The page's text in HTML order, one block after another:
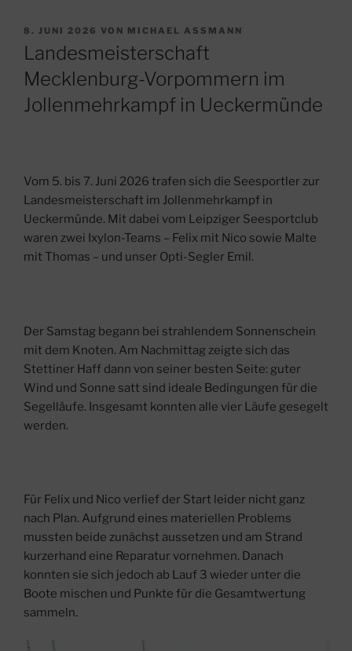
VERÖFFENTLICHT
AM
8. JUNI 2026 VON MICHAEL ASSMANN
Landesmeisterschaft
Mecklenburg-Vorpommern im
Jollenmehrkampf in Ueckermünde
Vom 5. bis 7. Juni 2026 trafen sich die Seesportler zur
Landesmeisterschaft im Jollenmehrkampf in
Ueckermünde. Mit dabei vom Leipziger Seesportclub
waren zwei Ixylon-Teams – Felix mit Nico sowie Malte
mit Thomas – und unser Opti-Segler Emil.
Der Samstag begann bei strahlendem Sonnenschein
mit dem Knoten. Am Nachmittag zeigte sich das
Stettiner Haff dann von seiner besten Seite: guter
Wind und Sonne satt sind ideale Bedingungen für die
Segelläufe. Insgesamt konnten alle vier Läufe gesegelt
werden.
Für Felix und Nico verlief der Start leider nicht ganz
nach Plan. Aufgrund eines materiellen Problems
mussten beide zunächst aussetzen und am Strand
kurzerhand eine Reparatur vornehmen. Danach
konnten sie sich jedoch ab Lauf 3 wieder unter die
Boote mischen und Punkte für die Gesamtwertung
sammeln.